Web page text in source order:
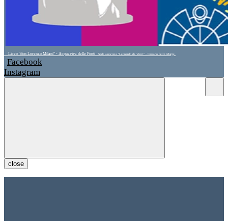
Liceo "don Lorenzo Milani" - Acquaviva delle Fonti Sede associata "Leonardo da Vinci" - Cassano delle Murge
Facebook
Instagram
close